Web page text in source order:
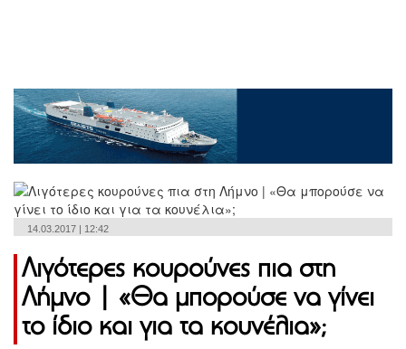
14.03.2017 | 12:42
Λιγότερες κουρούνες πια στη
Λήμνο | «Θα μπορούσε να γίνει
το ίδιο και για τα κουνέλια»;